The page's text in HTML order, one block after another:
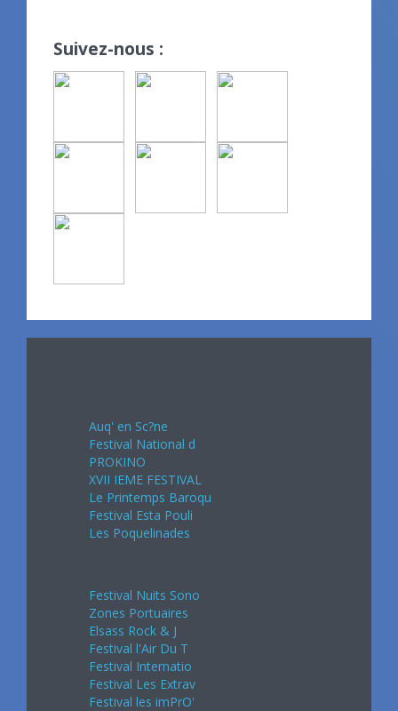
Suivez-nous :
Auq' en Sc?ne
Festival National d
PROKINO
XVII IEME FESTIVAL
Le Printemps Baroqu
Festival Esta Pouli
Les Poquelinades
Festival Nuits Sono
Zones Portuaires
Elsass Rock & J
Festival l'Air Du T
Festival Internatio
Festival Les Extrav
Festival les imPrO'